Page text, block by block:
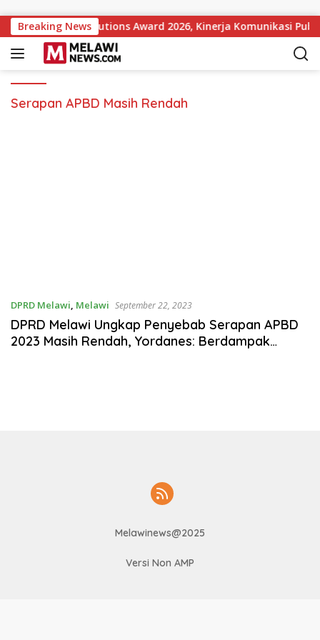
Breaking NewsInstitutions Award 2026, Kinerja Komunikasi
Serapan APBD Masih Rendah
DPRD Melawi, Melawi September 22, 2023
DPRD Melawi Ungkap Penyebab Serapan APBD
2023 Masih Rendah, Yordanes: Berdampak
Melawinews@2025
Versi Non AMP